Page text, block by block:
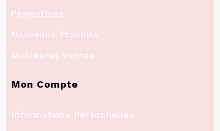
Promotions
Nouveaux Produits
Meilleures Ventes
Mon Compte
Informations Personnelles